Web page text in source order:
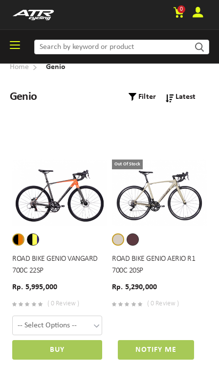
0
Home Genio
Genio Filter
ROAD BIKE GENIO VANGARD
700C 22SP
Rp. 5,995,000
( 0 Review )
BUY
Out Of Stock
ROAD BIKE GENIO AERIO R1
700C 20SP
Rp. 5,290,000
( 0 Review )
NOTIFY ME